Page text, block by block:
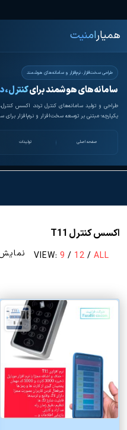
to
the
content
همیار امنیت
همیارامنیت
طراحی سخت‌افزار، نرم‌افزار و سامانه‌های هوشمند
سامانه‌های هوشمند برای
طراحی و تولید سامانه‌های کنترل تردد، اکسس
یکپارچه؛ مبتنی بر توسعه سخت‌افزار و نرم‌افزار
صفحه اصلی تولیدات
اکسس کنترل T11
VIEW: 9 / 12 / ALL نمایش